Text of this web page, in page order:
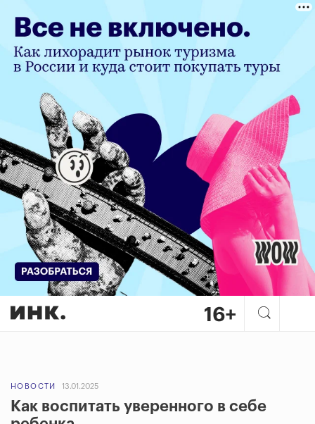
НОВОСТИ 13.01.2025
Как воспитать уверенного в себе